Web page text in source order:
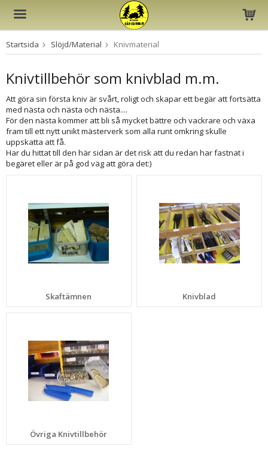
Produkten har blivit tillagd i varukorgen
Startsida Slöjd/Material Knivmaterial
Knivtillbehör som knivblad m.m.
Att göra sin första kniv är svårt, roligt och skapar ett begär att fortsätta
med nästa och nästa och nästa....
För den nästa kommer att bli så mycket bättre och vackrare och växa
fram till ett nytt unikt mästerverk som alla runt omkring skulle
uppskatta att få.
Har du hittat till den här sidan är det risk att du redan har fastnat i
begäret eller är på god väg att göra det:)
Skaftämnen Knivblad
Övriga Knivtillbehör